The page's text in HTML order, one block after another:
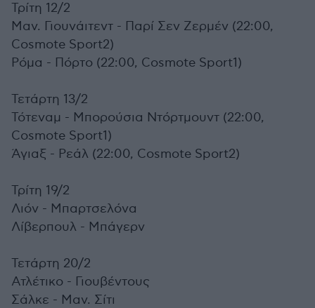
Τρίτη 12/2
Μαν. Γιουνάιτεντ - Παρί Σεν Ζερμέν (22:00,
Cosmote Sport2)
Ρόμα - Πόρτο (22:00, Cosmote Sport1)
Τετάρτη 13/2
Τότεναμ - Μπορούσια Ντόρτμουντ (22:00,
Cosmote Sport1)
Άγιαξ - Ρεάλ (22:00, Cosmote Sport2)
Τρίτη 19/2
Λιόν - Μπαρτσελόνα
Λίβερπουλ - Μπάγερν
Τετάρτη 20/2
Ατλέτικο - Γιουβέντους
Σάλκε - Μαν. Σίτι